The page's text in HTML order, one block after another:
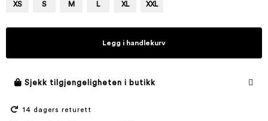
XS S M L XL XXL
Legg i handlekurv
Sjekk tilgjengeligheten i butikk
14 dagers returett